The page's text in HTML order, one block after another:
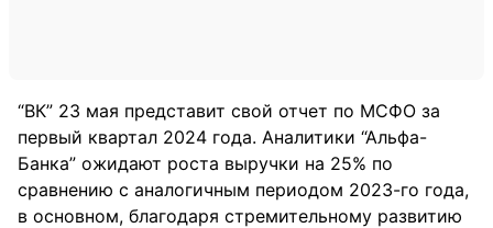
“ВК” 23 мая представит свой отчет по МСФО за
первый квартал 2024 года. Аналитики “Альфа-
Банка” ожидают роста выручки на 25% по
сравнению с аналогичным периодом 2023-го года,
в основном, благодаря стремительному развитию